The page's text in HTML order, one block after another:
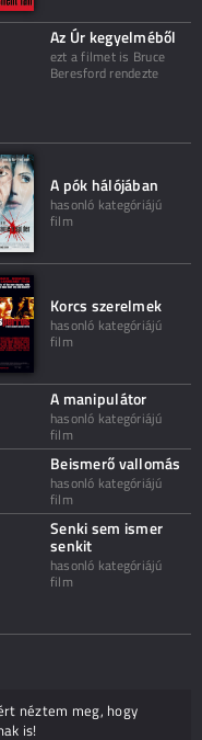
Az Úr kegyelméből
ezt a filmet is Bruce
Beresford rendezte
A pók hálójában
hasonló kategóriájú
film
Korcs szerelmek
hasonló kategóriájú
film
A manipulátor
hasonló kategóriájú
film
Beismerő vallomás
hasonló kategóriájú
film
Senki sem ismer
senkit
hasonló kategóriájú
film
néztem meg, hogy
is!